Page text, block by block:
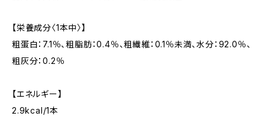
【栄養成分〈1本中〉】
粗蛋白：7.1％、粗脂肪：0.4％、粗繊維：0.1％未満、水分：92.0％、
粗灰分：0.2％
【エネルギー】
2.9kcal/1本